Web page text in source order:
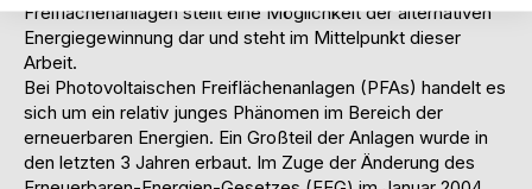
Freiflächenanlagen stellt eine Möglichkeit der alternativen
Energiegewinnung dar und steht im Mittelpunkt dieser
Arbeit.
Bei Photovoltaischen Freiflächenanlagen (PFAs) handelt es
sich um ein relativ junges Phänomen im Bereich der
erneuerbaren Energien. Ein Großteil der Anlagen wurde in
den letzten 3 Jahren erbaut. Im Zuge der Änderung des